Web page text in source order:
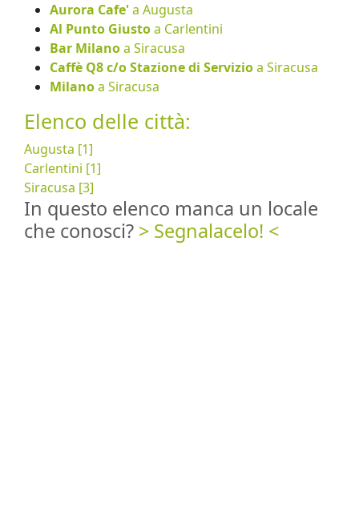
Aurora Cafe'a Augusta
Al Punto Giustoa Carlentini
Bar Milanoa Siracusa
Caffè Q8 c/o Stazione di Servizioa Siracusa
Milanoa Siracusa
Elenco delle città:
Augusta [1]
Carlentini [1]
Siracusa [3]
In questo elenco manca un locale
che conosci? > Segnalacelo! <